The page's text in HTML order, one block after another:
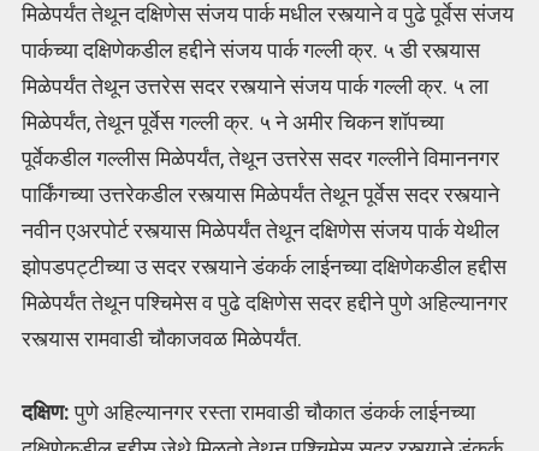
मिळेपर्यंत तेथून दक्षिणेस संजय पार्क मधील रस्त्याने व पुढे पूर्वेस संजय
पार्कच्या दक्षिणेकडील हद्दीने संजय पार्क गल्ली क्र. ५ डी रस्त्यास
मिळेपर्यंत तेथून उत्तरेस सदर रस्त्याने संजय पार्क गल्ली क्र. ५ ला
मिळेपर्यंत, तेथून पूर्वेस गल्ली क्र. ५ ने अमीर चिकन शॉपच्या
पूर्वेकडील गल्लीस मिळेपर्यंत, तेथून उत्तरेस सदर गल्लीने विमाननगर
पार्किंगच्या उत्तरेकडील रस्त्यास मिळेपर्यंत तेथून पूर्वेस सदर रस्त्याने
नवीन एअरपोर्ट रस्त्यास मिळेपर्यंत तेथून दक्षिणेस संजय पार्क येथील
झोपडपट्टीच्या उ सदर रस्त्याने डंकर्क लाईनच्या दक्षिणेकडील हद्दीस
मिळेपर्यंत तेथून पश्चिमेस व पुढे दक्षिणेस सदर हद्दीने पुणे अहिल्यानगर
रस्त्यास रामवाडी चौकाजवळ मिळेपर्यंत.
दक्षिण:पुणे अहिल्यानगर रस्ता रामवाडी चौकात डंकर्क लाईनच्या